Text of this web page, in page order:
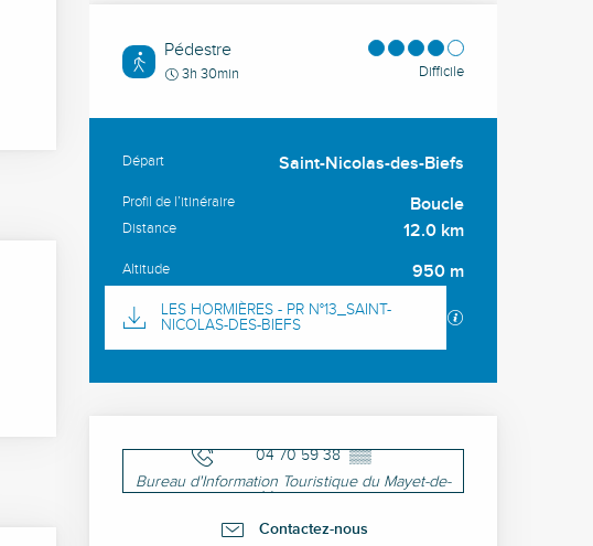
Pédestre
3h 30min Difficile
Informations pratiques
Départ Saint-Nicolas-des-Biefs
Profil de l’itinéraire Boucle
Distance 12.0 km
Altitude 950 m
Documentation
LES HORMIÈRES - PR N°13_SAINT-
NICOLAS-DES-BIEFS
Ouverture et
04 70 59 38▒▒
Bureau d'Information Touristique du Mayet-de-
Montagne
Contactez-nous